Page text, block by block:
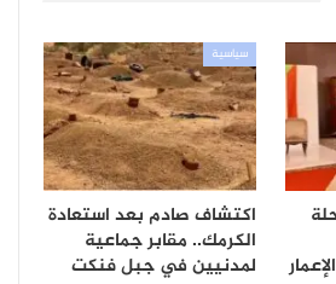
سياسية
اكتشاف صادم بعد استعادة
الكرمك.. مقابر جماعية
لمدنيين في جبل فنكت